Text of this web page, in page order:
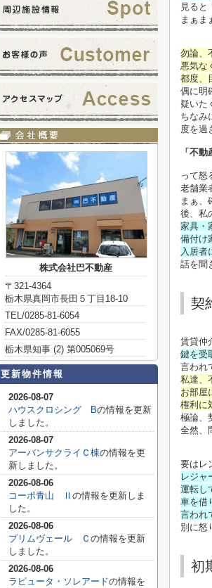
見ると
まぁま
勿論、
悪気な
都度、
偶に明
疑いた
ちなみ
度を過
「不
って怒
老舗業
まぁ、
後、私
家具・
備付け
入居者
話を聞
契
賃貸仲
鍵を受
言われ
私達、
お部屋
権利に
極論、
全然、
要はレ
レジャ
運転し
車を借
言われ
別に怒
初
株式会社巴不動産
〒321-4364
栃木県真岡市長田５丁目18-10
TEL/0285-81-6054
FAX/0285-81-6055
栃木県知事 (2) 第005069号
更新物件情報
2026-08-07
ハウスクロシング Bの情報を更新
しました。
2026-08-07
アーバンサクライＣ棟の情報を更
新しました。
2026-08-06
コーポ青山 Ⅱ の情報を更新しま
した。
2026-08-06
プリムヴェール Ｃ の情報を更新
しました。
2026-08-06
ラピュータ・ソレアードの情報を